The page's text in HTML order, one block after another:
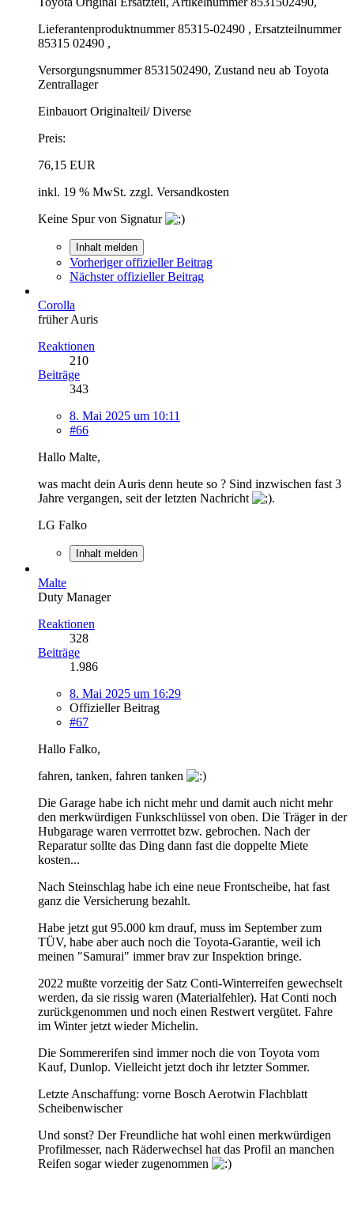
Lieferantenproduktnummer 85315-02490 , Ersatzteilnummer
85315 02490 ,
Versorgungsnummer 8531502490, Zustand neu ab Toyota
Zentrallager
Einbauort Originalteil/ Diverse
Preis:
76,15 EUR
inkl. 19 % MwSt. zzgl. Versandkosten
Keine Spur von Signatur
Inhalt melden
Vorheriger offizieller Beitrag
Nächster offizieller Beitrag
Corolla
früher Auris
Reaktionen
210
Beiträge
343
8. Mai 2025 um 10:11
#66
Hallo Malte,
was macht dein Auris denn heute so ? Sind inzwischen fast 3
Jahre vergangen, seit der letzten Nachricht
.
LG Falko
Inhalt melden
Malte
Duty Manager
Reaktionen
328
Beiträge
1.986
8. Mai 2025 um 16:29
Offizieller Beitrag
#67
Hallo Falko,
fahren, tanken, fahren tanken
Die Garage habe ich nicht mehr und damit auch nicht mehr
den merkwürdigen Funkschlüssel von oben. Die Träger in der
Hubgarage waren verrrottet bzw. gebrochen. Nach der
Reparatur sollte das Ding dann fast die doppelte Miete
kosten...
Nach Steinschlag habe ich eine neue Frontscheibe, hat fast
ganz die Versicherung bezahlt.
Habe jetzt gut 95.000 km drauf, muss im September zum
TÜV, habe aber auch noch die Toyota-Garantie, weil ich
meinen "Samurai" immer brav zur Inspektion bringe.
2022 mußte vorzeitig der Satz Conti-Winterreifen gewechselt
werden, da sie rissig waren (Materialfehler). Hat Conti noch
zurückgenommen und noch einen Restwert vergütet. Fahre
im Winter jetzt wieder Michelin.
Die Sommererifen sind immer noch die von Toyota vom
Kauf, Dunlop. Vielleicht jetzt doch ihr letzter Sommer.
Letzte Anschaffung: vorne Bosch Aerotwin Flachblatt
Scheibenwischer
Und sonst? Der Freundliche hat wohl einen merkwürdigen
Profilmesser, nach Räderwechsel hat das Profil an manchen
Reifen sogar wieder zugenommen